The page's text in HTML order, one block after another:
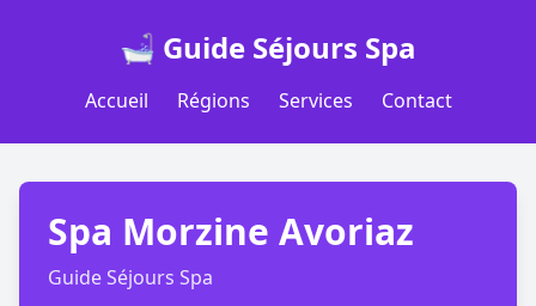
🛁 Guide Séjours Spa
Accueil Régions Services Contact
Spa Morzine Avoriaz
Guide Séjours Spa